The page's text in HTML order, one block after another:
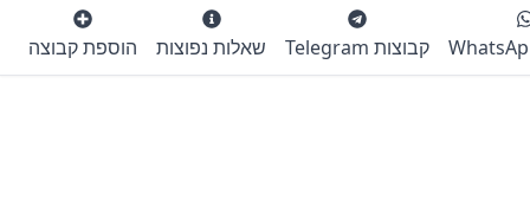
קבוצות Telegram שאלות נפוצות הוספת קבוצה